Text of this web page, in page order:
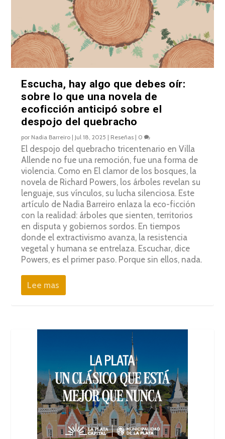
Escucha, hay algo que debes oír:
sobre lo que una novela de
ecoficción anticipó sobre el
despojo del quebracho
por Nadia Barreiro | Jul 18, 2025 | Reseñas | 0
El despojo del quebracho tricentenario en Villa
Allende no fue una remoción, fue una forma de
violencia. Como en El clamor de los bosques, la
novela de Richard Powers, los árboles revelan su
lenguaje, sus vínculos, su lucha silenciosa. Este
artículo de Nadia Barreiro enlaza la eco-ficción
con la realidad: árboles que sienten, territorios
en disputa y gobiernos sordos. En tiempos
donde el extractivismo avanza, la resistencia
vegetal y humana se entrelaza. Escuchar, dice
Powers, es el primer paso. Porque sin ellos, nada.
Lee mas